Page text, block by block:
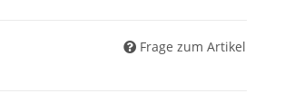
Frage zum Artikel